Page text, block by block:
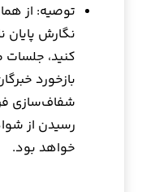
توصیه: از
نگارش پایان
کنید، جلسات
بازخورد
شفاف‌سازی
رسیدن از
خواهد بود.